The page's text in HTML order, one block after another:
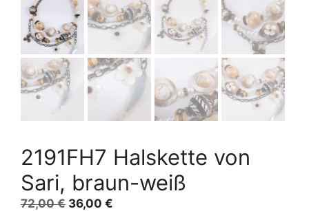
2191FH7 Halskette von
Sari, braun-weiß
72,00€ Ursprünglicher
36,00 €